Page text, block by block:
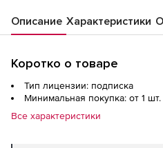
Описание Характеристики
Коротко о товаре
Тип лицензии: подписка
Минимальная покупка: от 1 шт.
Все характеристики